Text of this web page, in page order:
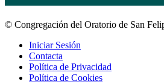
© Congregación del Oratorio de San
Iniciar Sesión
Contacta
Política de Privacidad
Política de Cookies